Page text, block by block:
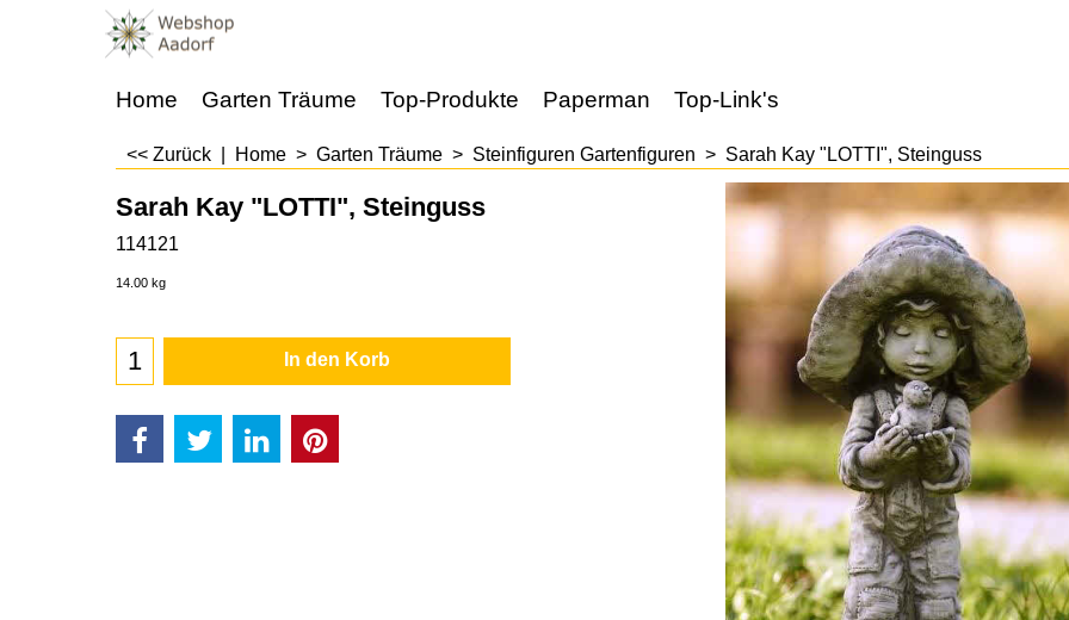
Home Garten Träume Top-Produkte Paperman Top-Link's
<< Zurück Home > Garten Träume > Steinfiguren Gartenfiguren > Sarah Kay "LOTTI", Steinguss
Sarah Kay "LOTTI", Steinguss
114121
CHF